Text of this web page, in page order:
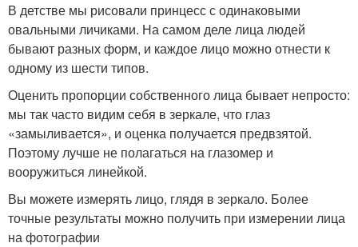
В детстве мы рисовали принцесс с одинаковыми
овальными личиками. На самом деле лица людей
бывают разных форм, и каждое лицо можно отнести к
одному из шести типов.
Оценить пропорции собственного лица бывает непросто:
мы так часто видим себя в зеркале, что глаз
«замыливается», и оценка получается предвзятой.
Поэтому лучше не полагаться на глазомер и
вооружиться линейкой.
Вы можете измерять лицо, глядя в зеркало. Более
точные результаты можно получить при измерении лица
на фотографии